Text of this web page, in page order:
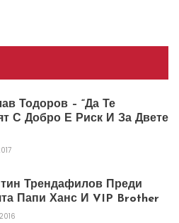
Тодоров – “Да Те
С Добро Е Риск И За Двете
Трендафилов Преди
Папи Ханс И VIP Brother